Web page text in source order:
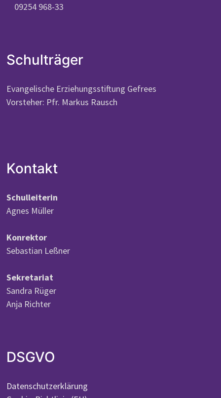
09254 968-33
Schulträger
Evangelische Erziehungsstiftung Gefrees
Vorsteher: Pfr. Markus Rausch
Kontakt
Schulleiterin
Agnes Müller
Konrektor
Sebastian Leßner
Sekretariat
Sandra Rüger
Anja Richter
DSGVO
Datenschutzerklärung